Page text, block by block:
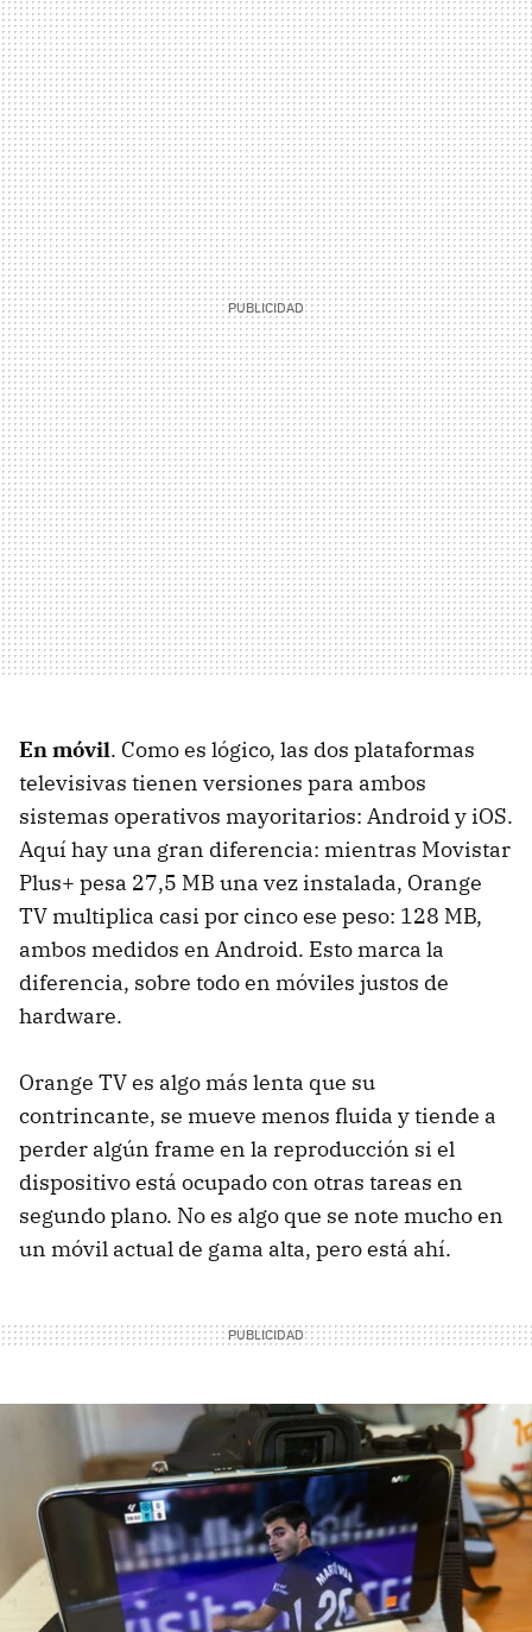
En móvil. Como es lógico, las dos plataformas
televisivas tienen versiones para ambos
sistemas operativos mayoritarios: Android y iOS.
Aquí hay una gran diferencia: mientras Movistar
Plus+ pesa 27,5 MB una vez instalada, Orange
TV multiplica casi por cinco ese peso: 128 MB,
ambos medidos en Android. Esto marca la
diferencia, sobre todo en móviles justos de
hardware.
Orange TV es algo más lenta que su
contrincante, se mueve menos fluida y tiende a
perder algún frame en la reproducción si el
dispositivo está ocupado con otras tareas en
segundo plano. No es algo que se note mucho en
un móvil actual de gama alta, pero está ahí.